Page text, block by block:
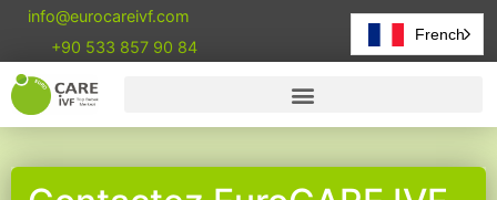
info@eurocareivf.com
+90 533 857 90 84
French